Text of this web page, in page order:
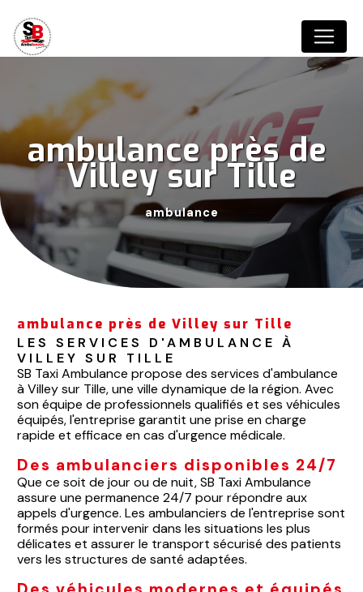
ambulance près de
Villey sur Tille
ambulance
ambulance près de Villey sur Tille
LES SERVICES D'AMBULANCE À
VILLEY SUR TILLE
SB Taxi Ambulance propose des services d'ambulance
à Villey sur Tille, une ville dynamique de la région. Avec
son équipe de professionnels qualifiés et ses véhicules
équipés, l'entreprise garantit une prise en charge
rapide et efficace en cas d'urgence médicale.
Des ambulanciers disponibles 24/7
Que ce soit de jour ou de nuit, SB Taxi Ambulance
assure une permanence 24/7 pour répondre aux
appels d'urgence. Les ambulanciers de l'entreprise sont
formés pour intervenir dans les situations les plus
délicates et assurer le transport sécurisé des patients
vers les structures de santé adaptées.